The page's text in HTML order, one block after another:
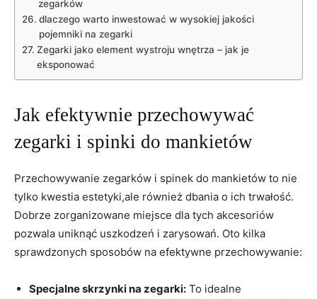
zegarków
dlaczego warto inwestować w​ wysokiej jakości
pojemniki​ na zegarki
Zegarki jako element ⁢wystroju wnętrza – jak je
eksponować
Jak efektywnie przechowywać
zegarki i spinki do mankietów
Przechowywanie zegarków i spinek do mankietów to nie
⁤tylko kwestia estetyki,ale również dbania ⁢o ich trwałość.
Dobrze⁤ zorganizowane miejsce dla tych akcesoriów
⁣pozwala‍ uniknąć uszkodzeń i zarysowań. Oto kilka
sprawdzonych sposobów na efektywne przechowywanie:
Specjalne skrzynki na zegarki: To idealne⁣